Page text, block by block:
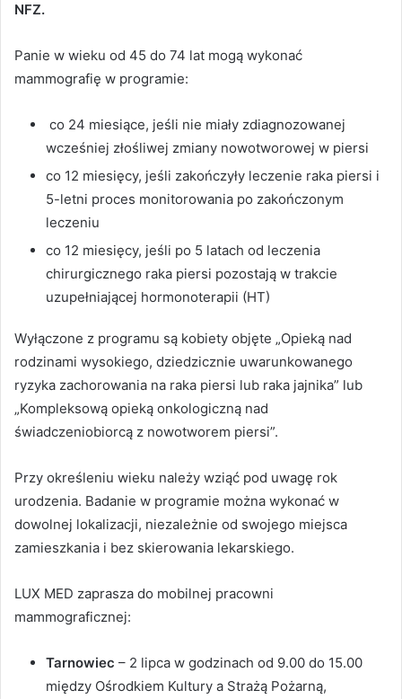
NFZ.
Panie w wieku od 45 do 74 lat mogą wykonać
mammografię w programie:
co 24 miesiące, jeśli nie miały zdiagnozowanej
wcześniej złośliwej zmiany nowotworowej w piersi
co 12 miesięcy, jeśli zakończyły leczenie raka piersi i
5-letni proces monitorowania po zakończonym
leczeniu
co 12 miesięcy, jeśli po 5 latach od leczenia
chirurgicznego raka piersi pozostają w trakcie
uzupełniającej hormonoterapii (HT)
Wyłączone z programu są kobiety objęte „Opieką nad
rodzinami wysokiego, dziedzicznie uwarunkowanego
ryzyka zachorowania na raka piersi lub raka jajnika” lub
„Kompleksową opieką onkologiczną nad
świadczeniobiorcą z nowotworem piersi”.
Przy określeniu wieku należy wziąć pod uwagę rok
urodzenia. Badanie w programie można wykonać w
dowolnej lokalizacji, niezależnie od swojego miejsca
zamieszkania i bez skierowania lekarskiego.
LUX MED zaprasza do mobilnej pracowni
mammograficznej:
Tarnowiec – 2 lipca w godzinach od 9.00 do 15.00
między Ośrodkiem Kultury a Strażą Pożarną,